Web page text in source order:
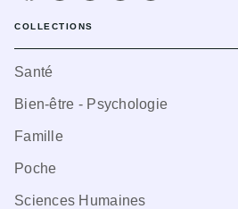
COLLECTIONS
Santé
Bien-être - Psychologie
Famille
Poche
Sciences Humaines